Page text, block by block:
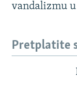
vandalizmu
Pretplatite